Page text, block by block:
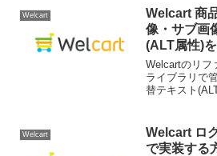
の税込み金額
Welcart
Welcart 商
像・サブ画
(ALT属性)
Welcartのリフ
ライブラリで
替テキスト
商品コードか
法も下の...
Welcart
Welcart ロ
で実装する